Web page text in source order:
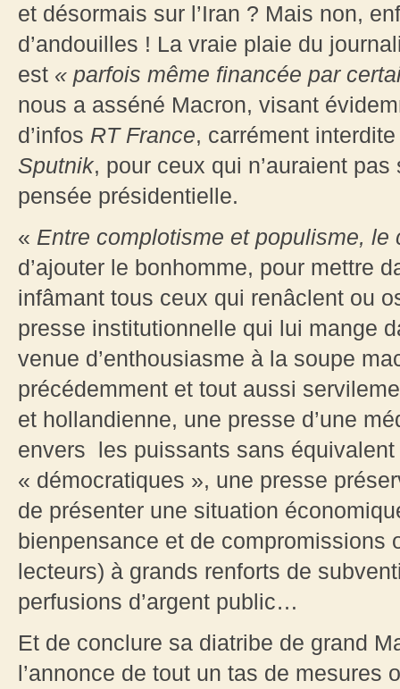
et désormais sur l’Iran ? Mais non,
d’andouilles ! La vraie plaie du
est « parfois même financée par
nous a asséné Macron, visant
d’infos RT France, carrément
Sputnik, pour ceux qui n’auraient
pensée présidentielle.
« Entre complotisme et populisme,
d’ajouter le bonhomme, pour mettre
infâmant tous ceux qui renâclent ou
presse institutionnelle qui lui mange
venue d’enthousiasme à la soupe
précédemment et tout aussi
et hollandienne, une presse d’une
envers les puissants sans
« démocratiques », une presse
de présenter une situation
bienpensance et de compromissions
lecteurs) à grands renforts de
perfusions d’argent public…
Et de conclure sa diatribe de grand
l’annonce de tout un tas de mesures